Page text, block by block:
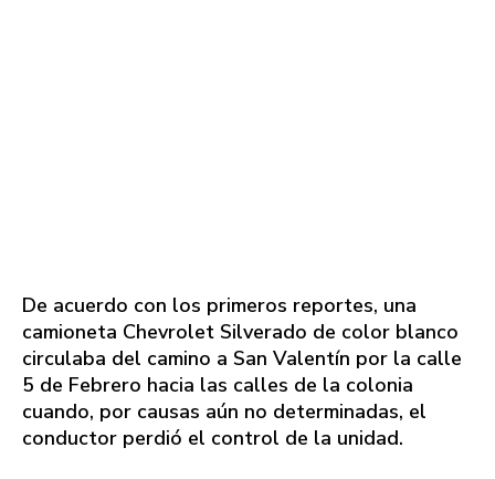
De acuerdo con los primeros reportes, una
camioneta Chevrolet Silverado de color blanco
circulaba del camino a San Valentín por la calle
5 de Febrero hacia las calles de la colonia
cuando, por causas aún no determinadas, el
conductor perdió el control de la unidad.